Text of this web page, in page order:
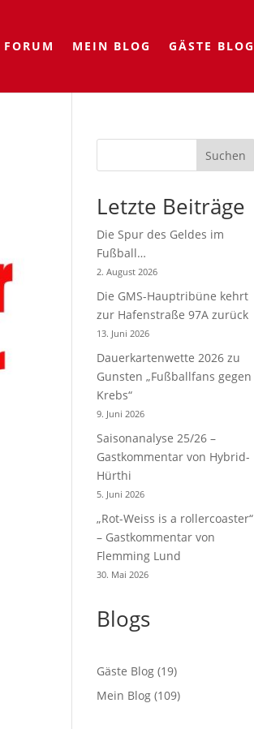
FORUM MEIN BLOG GÄSTE BLOG
Suchen
Letzte Beiträge
Die Spur des Geldes im
Fußball…
2. August 2026
Die GMS-Hauptribüne kehrt
zur Hafenstraße 97A zurück
13. Juni 2026
Dauerkartenwette 2026 zu
Gunsten „Fußballfans gegen
Krebs“
9. Juni 2026
Saisonanalyse 25/26 –
Gastkommentar von Hybrid-
Hürthi
5. Juni 2026
„Rot-Weiss is a rollercoaster“
– Gastkommentar von
Flemming Lund
30. Mai 2026
Blogs
Gäste Blog (19)
Mein Blog (109)